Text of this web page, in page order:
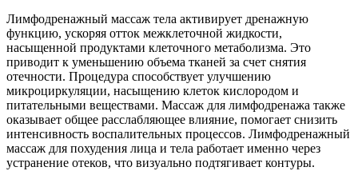
Лимфодренажный массаж тела активирует дренажную
функцию, ускоряя отток межклеточной жидкости,
насыщенной продуктами клеточного метаболизма. Это
приводит к уменьшению объема тканей за счет снятия
отечности. Процедура способствует улучшению
микроциркуляции, насыщению клеток кислородом и
питательными веществами. Массаж для лимфодренажа также
оказывает общее расслабляющее влияние, помогает снизить
интенсивность воспалительных процессов. Лимфодренажный
массаж для похудения лица и тела работает именно через
устранение отеков, что визуально подтягивает контуры.